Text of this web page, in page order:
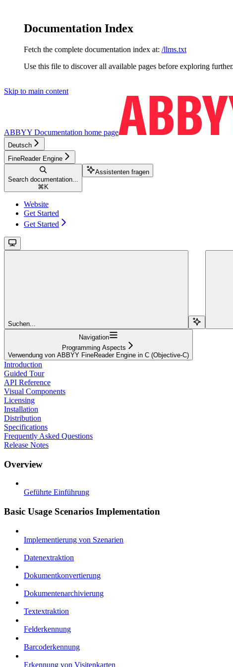
Documentation Index
Fetch the complete documentation index at: /llms.txt
Use this file to discover all available pages before exploring further.
Skip to main content
ABBYY Documentation home page
Deutsch
FineReader Engine
Search documentation...
⌘ K
Assistenten fragen
Website
Get Started
Get Started
Suchen...
Navigation
Programming Aspects
Verwendung von ABBYY FineReader Engine in C (Objective-C)
Introduction
Guided Tour
API Reference
Visual Components
Licensing
Installation
Distribution
Specifications
Frequently Asked Questions
Release Notes
Overview
Geführte Einführung
Basic Usage Scenarios Implementation
Implementierung von Szenarien
Datenextraktion
Dokumentkonvertierung
Dokumentenarchivierung
Textextraktion
Felderkennung
Barcoderkennung
Erkennung von Visitenkarten